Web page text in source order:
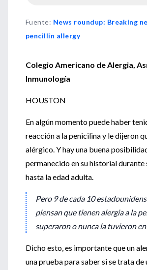
Fuente: News roundup: Breaking
pencillin allergy
Colegio Americano de Alergia,
Inmunología
HOUSTON
En algún momento puede haber
reacción a la penicilina y le dijeron
alérgico. Y hay una buena
permanecido en su historial durante
hasta la edad adulta.
Pero 9 de cada 10
piensan que tienen alergia a la
superaron o nunca la tuvieron
Dicho esto, es importante que un
una prueba para saber si se trata de